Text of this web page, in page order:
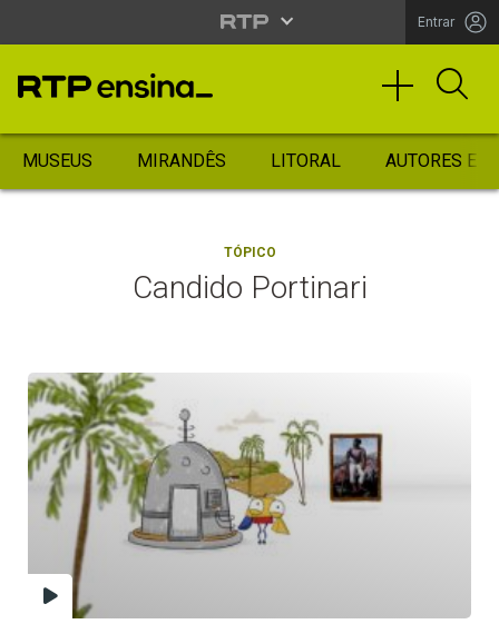
Entrar
MUSEUS MIRANDÊS LITORAL AUTORES
TÓPICO
Candido Portinari